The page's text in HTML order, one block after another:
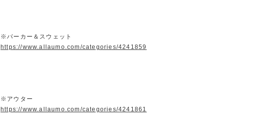
※パーカー＆スウェット
https://www.allaumo.com/categories/4241859
※アウター
https://www.allaumo.com/categories/4241861